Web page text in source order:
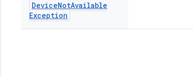
DeviceNotAvailable
Exception